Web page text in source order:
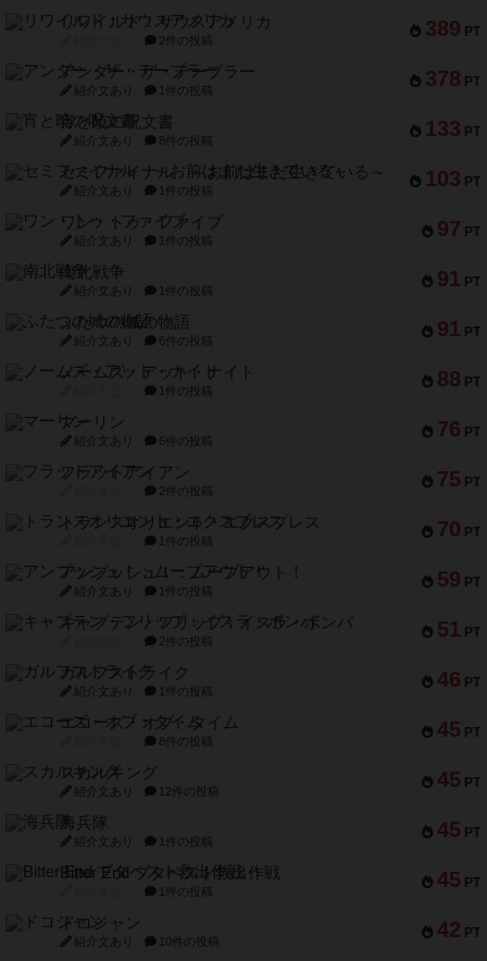
389 PT
リワイルド：サウスアメリカ
2件の投稿
378 PT
アンダー・ザ・テーブラー
紹介文あり 1件の投稿
133 PT
宵と暁の呪文書
紹介文あり 8件の投稿
103 PT
セミファイナル ～お前はまだ生きている～
紹介文あり 1件の投稿
97 PT
ワン・トゥ・ファイブ
紹介文あり 1件の投稿
91 PT
南北戦争
紹介文あり 1件の投稿
91 PT
ふたつの城の物語
紹介文あり 6件の投稿
88 PT
ノームズ・アット・ナイト
1件の投稿
76 PT
マーリン
紹介文あり 6件の投稿
75 PT
フラットアイアン
2件の投稿
70 PT
トランスオリエント・エクスプレス
1件の投稿
59 PT
アンブッシュ！：ムーブアウト！
紹介文あり 1件の投稿
51 PT
キャプテン・フリップ：イスラ・ボンバ
2件の投稿
46 PT
ガルフストライク
紹介文あり 1件の投稿
45 PT
エコーズ・オブ・タイム
8件の投稿
45 PT
スカルキング
紹介文あり 12件の投稿
45 PT
海兵隊
紹介文あり 1件の投稿
45 PT
Bitter End ブタペスト救出作戦
1件の投稿
42 PT
ドコジャン
紹介文あり 10件の投稿